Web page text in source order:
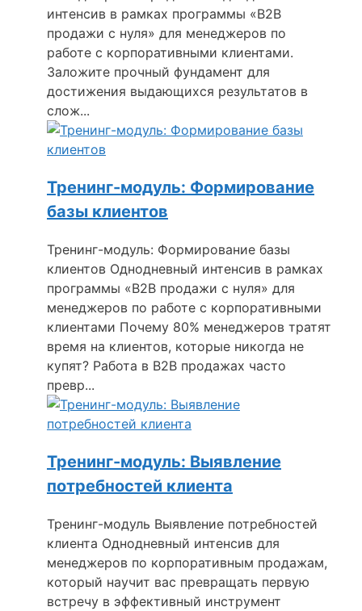
интенсив в рамках программы «B2B
продажи с нуля» для менеджеров по
работе с корпоративными клиентами.
Заложите прочный фундамент для
достижения выдающихся результатов в
слож...
Тренинг-модуль: Формирование
базы клиентов
Тренинг-модуль: Формирование базы
клиентов Однодневный интенсив в рамках
программы «B2B продажи с нуля» для
менеджеров по работе с корпоративными
клиентами Почему 80% менеджеров тратят
время на клиентов, которые никогда не
купят? Работа в B2B продажах часто
превр...
Тренинг-модуль: Выявление
потребностей клиента
Тренинг-модуль Выявление потребностей
клиента Однодневный интенсив для
менеджеров по корпоративным продажам,
который научит вас превращать первую
встречу в эффективный инструмент